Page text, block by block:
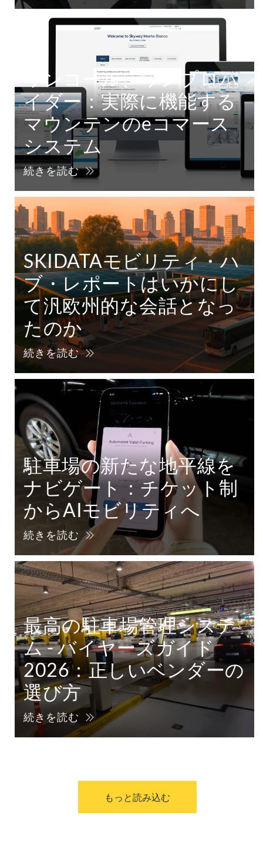
ワンコール、ワンプロバ
イダー：実際に機能する
マウンテンのeコマース
システム
続きを読む
SKIDATAモビリティ・ハ
ブ・レポートはいかにし
て汎欧州的な会話となっ
たのか
続きを読む
駐車場の新たな地平線を
ナビゲート：チケット制
からAIモビリティへ
続きを読む
最高の駐車場管理システ
ム - バイヤーズガイド
2026：正しいベンダーの
選び方
続きを読む
もっと読み込む